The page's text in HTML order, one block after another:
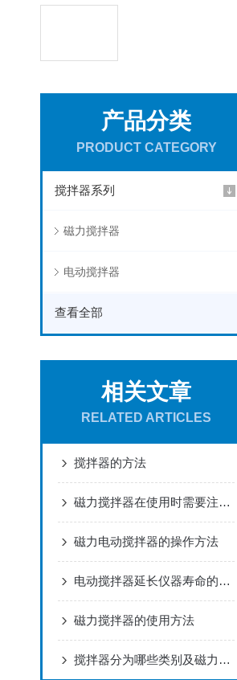
产品分类
PRODUCT CATEGORY
搅拌器系列
磁力搅拌器
电动搅拌器
查看全部
相关文章
RELATED ARTICLES
搅拌器的方法
磁力搅拌器在使用时需要注意什么？
磁力电动搅拌器的操作方法
电动搅拌器延长仪器寿命的方法
磁力搅拌器的使用方法
搅拌器分为哪些类别及磁力搅拌器的使用注意事项